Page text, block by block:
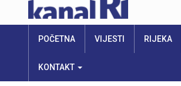
POČETNA VIJESTI RIJEKA
KONTAKT